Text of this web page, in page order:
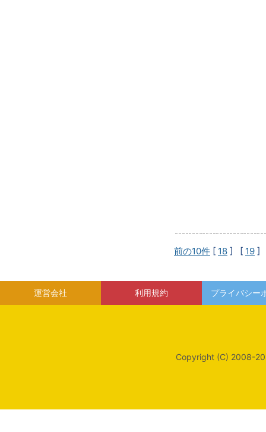
前の10件 [ 18 ] [ 19 ]
運営会社 利用規約 プライバシー
Copyright (C) 2008-